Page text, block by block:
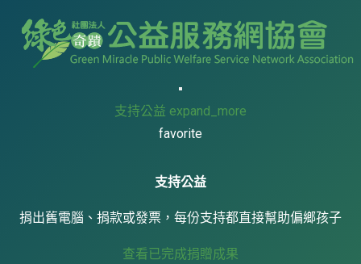
支持公益 expand_more
favorite
支持公益
捐出舊電腦、捐款或發票，每份支持都直接幫助偏鄉孩子
查看已完成捐贈成果